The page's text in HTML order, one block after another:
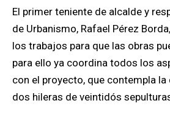
El primer teniente de alcalde y
de Urbanismo, Rafael Pérez
los trabajos para que las obras
para ello ya coordina todos los
con el proyecto, que contempla
dos hileras de veintidós